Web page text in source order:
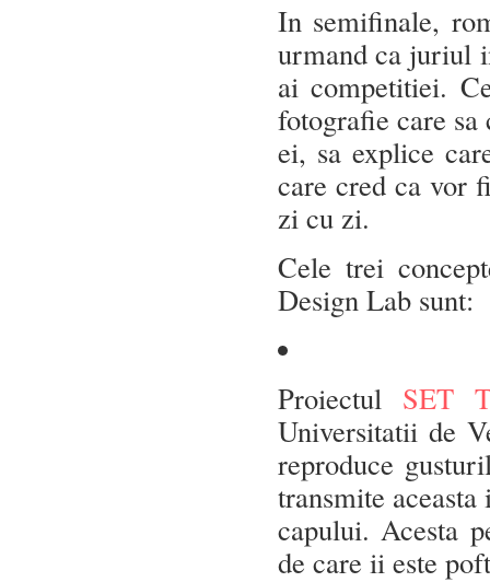
In semifinale,
urmand ca juriul
ai competitiei.
fotografie care sa
ei, sa explice
care cred ca vor
zi cu zi.
Cele trei
Design Lab sunt:
Proiectul SET
Universitatii de
reproduce
transmite
capului. Acesta
de care ii este